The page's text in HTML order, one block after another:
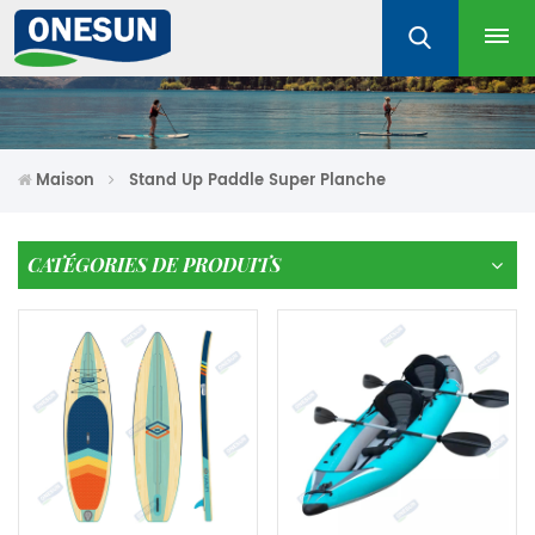
Maison Stand Up Paddle Super Planche
CATÉGORIES DE PRODUITS